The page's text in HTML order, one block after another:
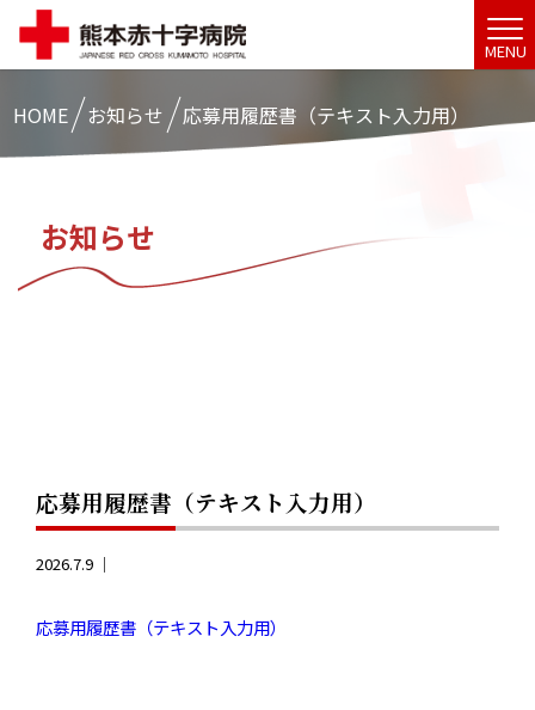
MENU
HOME お知らせ 応募用履歴書（テキスト入力用）
お知らせ
応募用履歴書（テキスト入力用）
2026.7.9 ｜
応募用履歴書（テキスト入力用）